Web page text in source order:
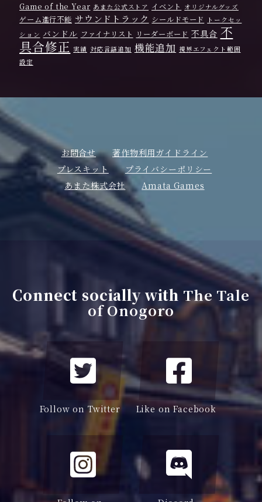
Game of the Year あまた公式ストア イベント オリジナルグッズ
ゲーム進行不能 サウンドトラック シールドモード
トークセッ
ション バンドル ファイナリスト リーダーボード 不具合 不
具合修正 実績 対応言語追加 機能追加 視界エフェクト範囲
設定
お問合せ
著作物利用ガイドライン
プレスキット
プライバシーポリシー
あまた株式会社
Amata Games
Connect socially with The Tale
of Onogoro
Follow on Twitter Like on Facebook